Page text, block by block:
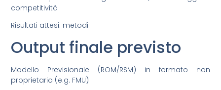
competitività
Risultati attesi: metodi
Output finale previsto
Modello Previsionale (ROM/RSM) in formato non
proprietario (e.g. FMU)